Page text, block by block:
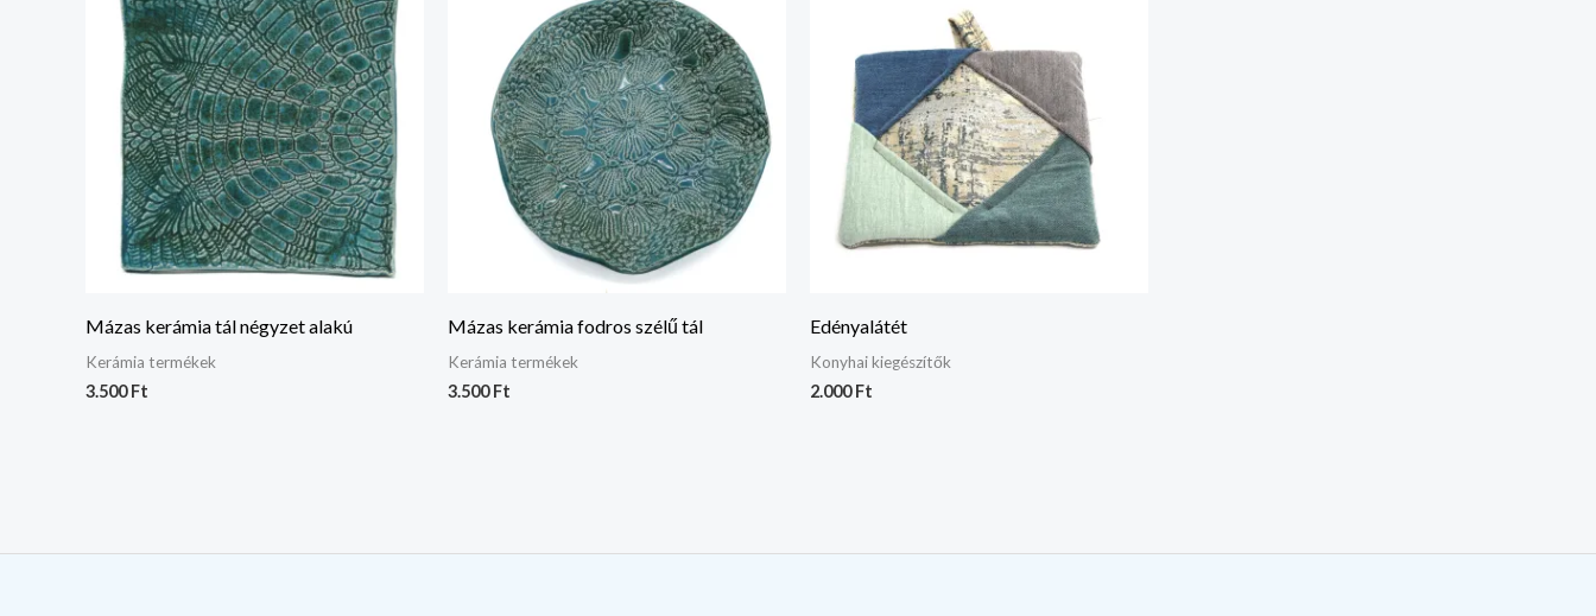
Mázas kerámia tál négyzet alakú
Kerámia termékek
3.500Ft
Mázas kerámia fodros szélű tál
Kerámia termékek
3.500Ft
Edényalátét
Konyhai kiegészítők
2.000Ft